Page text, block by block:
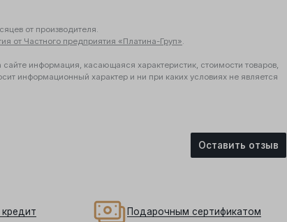
от производителя.
от Частного предприятия «Платина-Груп».
информация, касающаяся характеристик, стоимости товаров,
информационный характер и ни при каких условиях не является
Подарочным сертификатом
Оставить отзыв